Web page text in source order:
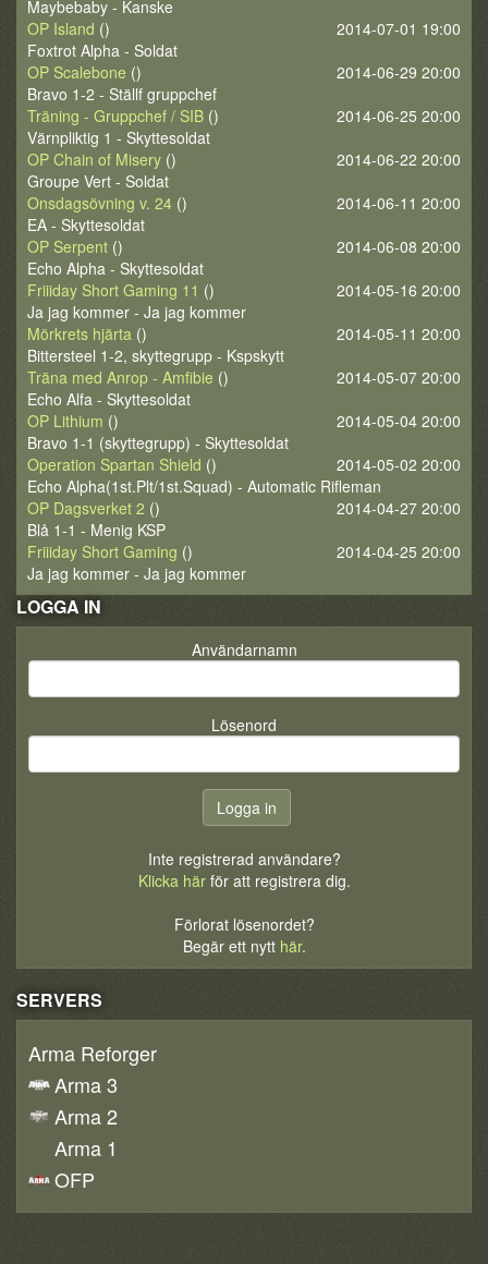
Maybebaby - Kanske
2014-07-01 19:00
OP Island ()
Foxtrot Alpha - Soldat
2014-06-29 20:00
OP Scalebone ()
Bravo 1-2 - Ställf gruppchef
2014-06-25 20:00
Träning - Gruppchef / SIB ()
Värnpliktig 1 - Skyttesoldat
2014-06-22 20:00
OP Chain of Misery ()
Groupe Vert - Soldat
2014-06-11 20:00
Onsdagsövning v. 24 ()
EA - Skyttesoldat
2014-06-08 20:00
OP Serpent ()
Echo Alpha - Skyttesoldat
2014-05-16 20:00
Friiiday Short Gaming 11 ()
Ja jag kommer - Ja jag kommer
2014-05-11 20:00
Mörkrets hjärta ()
Bittersteel 1-2, skyttegrupp - Kspskytt
2014-05-07 20:00
Träna med Anrop - Amfibie ()
Echo Alfa - Skyttesoldat
2014-05-04 20:00
OP Lithium ()
Bravo 1-1 (skyttegrupp) - Skyttesoldat
2014-05-02 20:00
Operation Spartan Shield ()
Echo Alpha(1st.Plt/1st.Squad) - Automatic Rifleman
2014-04-27 20:00
OP Dagsverket 2 ()
Blå 1-1 - Menig KSP
2014-04-25 20:00
Friiiday Short Gaming ()
Ja jag kommer - Ja jag kommer
LOGGA IN
Användarnamn
Lösenord
Inte registrerad användare?
Klicka härför att registrera dig.
Förlorat lösenordet?
Begär ett nytt här.
SERVERS
Arma Reforger
Arma 3
Arma 2
Arma 1
OFP